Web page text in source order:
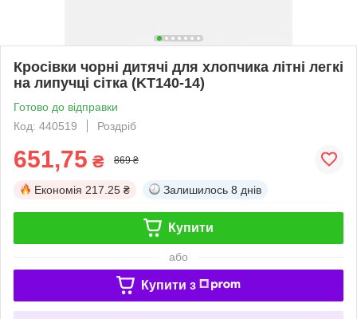
Кросівки чорні дитячі для хлопчика літні легкі
на липучці сітка (KT140-14)
Готово до відправки
Код: 440519
Роздріб
651,75 ₴ 869 ₴
Економія 217.25 ₴ Залишилось 8 днів
Купити
або
Купити з